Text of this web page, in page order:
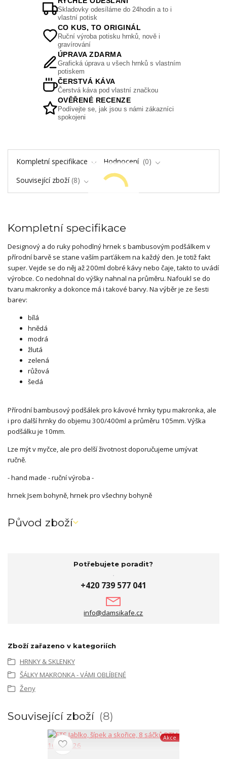
Skladovky odesíláme do 24hodin a to i
vlastní potisk
CO KUS, TO ORIGINÁL
Ruční výroba potisku hrnků, nově i
gravírování
ÚPRAVA ZDARMA
Grafická úprava u všech hrnků s vlastním
potiskem
ČERSTVÁ KÁVA
Čerstvá káva pod vlastní značkou
OVĚŘENÉ RECENZE
Podívejte se, jak jsou s námi zákazníci
spokojeni
Kompletní specifikace Hodnocení
0
Související zboží 8
Kompletní specifikace
Designový a do ruky pohodlný hrnek s bambusovým podšálkem v
přírodní barvě se stane vaším parťákem na každý den. Je totiž fakt
super. Vejde se do něj až 200ml dobré kávy nebo čaje, takto to uvádí
výrobce. Co nedohnal do výšky nahnal na průměru. Nafoukl se do
tvaru makronky a dokonce má i takové barvy. Na výběr je ze šesti
barev:
bílá
hnědá
modrá
žlutá
zelená
růžová
šedá
Přírodní bambusový podšálek pro kávové hrnky typu makronka, ale
i pro další hrnky do objemu 300/400ml a průměru 105mm. Výška
podšálku je 10mm.
Lze mýt v myčce, ale pro delší životnost doporučujeme umývat
ručně.
- hand made - ruční výroba -
hrnek Jsem bohyně, hrnek pro všechny bohyně
Původ zboží
Potřebujete poradit?
+420 739 577 041
info@damsikafe.cz
Zboží zařazeno v kategoriích
HRNKY & SKLENKY
ŠÁLKY MAKRONKA - VÁMI OBLÍBENÉ
Ženy
Související zboží 8
Akce